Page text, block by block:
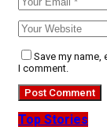
Save my
I comment.
Top Stories